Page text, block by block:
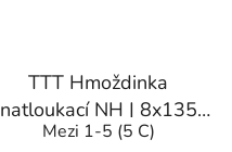
TTT Hmoždinka
natloukací NH | 8x135
mm 1bal/50ks
Mezi 1-5 (5 C)